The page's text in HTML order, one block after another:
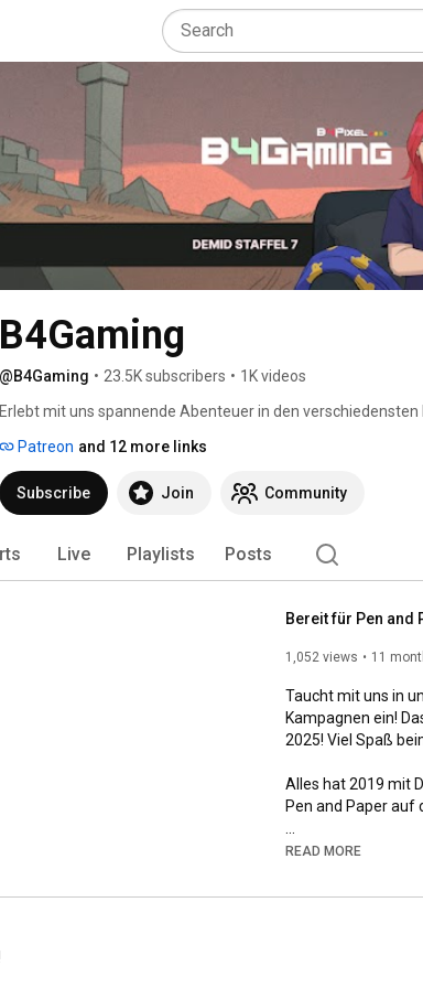
B4Gaming
@B4Gaming • 23.5K subscribers • 1K videos
Erlebt mit uns spannende Abenteuer in den verschiedensten
Patreon and 12 more links
Subscribe Join Community
Live Playlists Posts
Bereit für Pen and
1,052 views 11
Taucht mit uns in
Kampagnen ein!
2025! Viel Spaß
Alles hat 2019 mit
Pen and Paper auf
READ MORE